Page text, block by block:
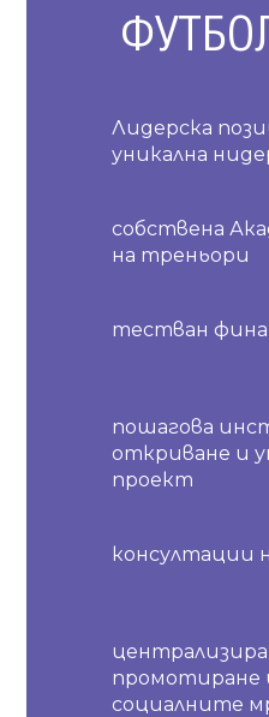
Лидерска
уникална
собствена
на треньори
тестван
пошагова
откриване и
проект
консултации
промотиране
социалните